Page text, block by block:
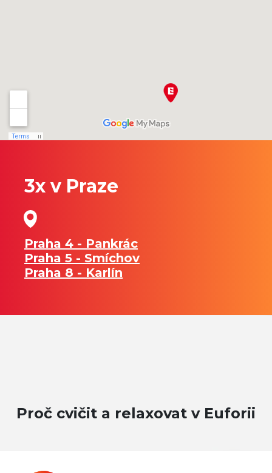
3x v Praze
Praha 4 - Pankrác
Praha 5 - Smíchov
Praha 8 - Karlín
Proč cvičit a relaxovat v Euforii